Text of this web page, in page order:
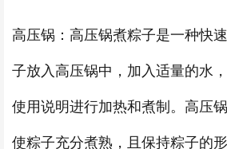
高压锅：高压锅煮粽子是一种快
子放入高压锅中，加入适量的水
使用说明进行加热和煮制。高压
使粽子充分煮熟，且保持粽子的形